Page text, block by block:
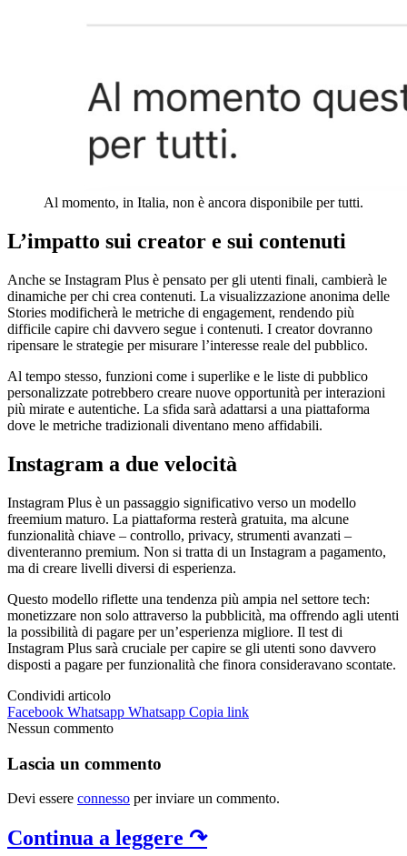
Al momento, in Italia, non è ancora disponibile per tutti.
L’impatto sui creator e sui contenuti
Anche se Instagram Plus è pensato per gli utenti finali, cambierà le
dinamiche per chi crea contenuti. La visualizzazione anonima delle
Stories modificherà le metriche di engagement, rendendo più
difficile capire chi davvero segue i contenuti. I creator dovranno
ripensare le strategie per misurare l’interesse reale del pubblico.
Al tempo stesso, funzioni come i superlike e le liste di pubblico
personalizzate potrebbero creare nuove opportunità per interazioni
più mirate e autentiche. La sfida sarà adattarsi a una piattaforma
dove le metriche tradizionali diventano meno affidabili.
Instagram a due velocità
Instagram Plus è un passaggio significativo verso un modello
freemium maturo. La piattaforma resterà gratuita, ma alcune
funzionalità chiave – controllo, privacy, strumenti avanzati –
diventeranno premium. Non si tratta di un Instagram a pagamento,
ma di creare livelli diversi di esperienza.
Questo modello riflette una tendenza più ampia nel settore tech:
monetizzare non solo attraverso la pubblicità, ma offrendo agli utenti
la possibilità di pagare per un’esperienza migliore. Il test di
Instagram Plus sarà cruciale per capire se gli utenti sono davvero
disposti a pagare per funzionalità che finora consideravano scontate.
Condividi articolo
Facebook Whatsapp Whatsapp Copia link
Nessun commento
Lascia un commento
Devi essere connesso per inviare un commento.
Continua a leggere ↷